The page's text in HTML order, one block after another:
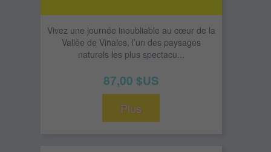
Vivez une journée inoubliable au cœur de la
Vallée de Viñales, l’un des paysages
naturels les plus spectacu...
87,00 $US
Plus